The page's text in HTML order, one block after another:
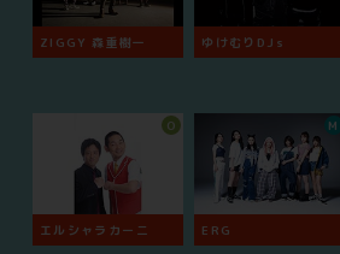
ZIGGY 森重樹一 ゆけむりDJs
エルシャラカーニ
O
ERG
M